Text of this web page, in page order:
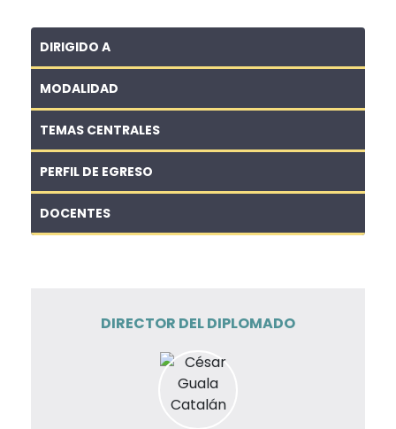
DIRIGIDO A
MODALIDAD
TEMAS CENTRALES
PERFIL DE EGRESO
DOCENTES
DIRECTOR DEL DIPLOMADO